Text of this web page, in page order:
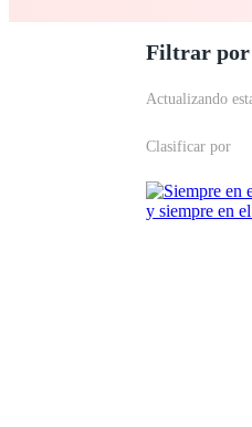
Filtrar por
Actualizando
Clasificar por